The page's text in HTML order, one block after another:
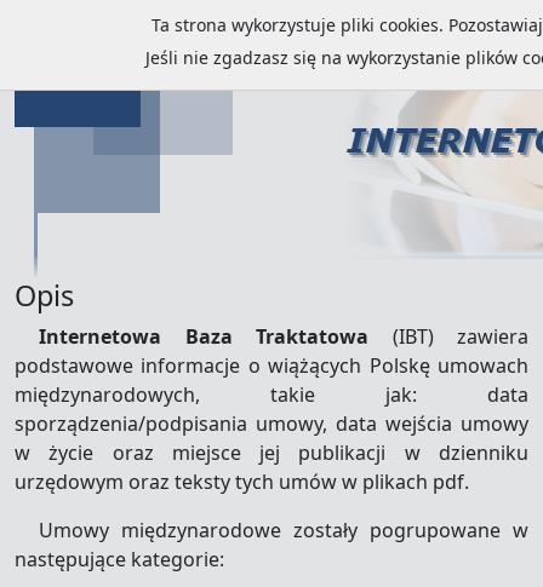
Opis
Internetowa Baza Traktatowa (IBT) zawiera
podstawowe informacje o wiążących Polskę umowach
międzynarodowych, takie jak: data
sporządzenia/podpisania umowy, data wejścia umowy
w życie oraz miejsce jej publikacji w dzienniku
urzędowym oraz teksty tych umów w plikach pdf.
Umowy międzynarodowe zostały pogrupowane w
następujące kategorie:
Ta strona wykorzystuje pliki cookies.
Jeśli nie zgadzasz się na wykorzystanie plików